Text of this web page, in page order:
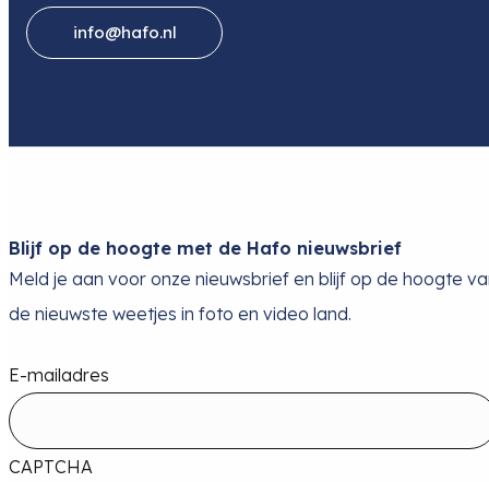
info@hafo.nl
Blijf op de hoogte met de Hafo nieuwsbrief
Meld je aan voor onze nieuwsbrief en blijf op de hoogte
de nieuwste weetjes in foto en video land.
E-mailadres
CAPTCHA